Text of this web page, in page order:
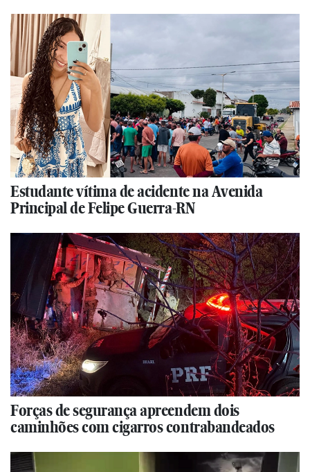
Estudante vítima de acidente na Avenida
Principal de Felipe Guerra-RN
Forças de segurança apreendem dois
caminhões com cigarros contrabandeados